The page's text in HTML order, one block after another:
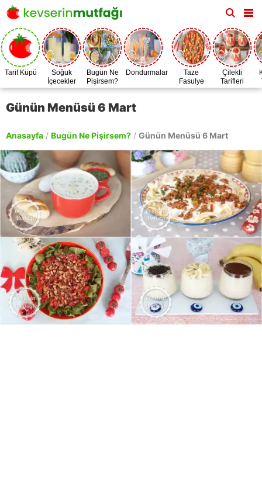
Tarif Küpü
Soğuk
İçecekler
Bugün Ne
Pişirsem?
Dondurmalar
Taze
Fasulye
Zamanı
Çilekli
Tarifleri
Günün Menüsü 6 Mart
Anasayfa / Bugün Ne Pişirsem? / Günün Menüsü 6 Mart